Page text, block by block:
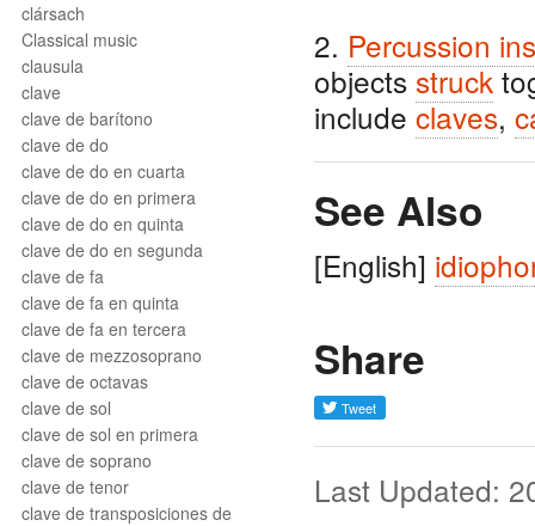
clársach
Classical music
clausula
clave
clave de barítono
clave de do
clave de do en cuarta
clave de do en primera
clave de do en quinta
clave de do en segunda
clave de fa
clave de fa en quinta
clave de fa en tercera
clave de mezzosoprano
clave de octavas
clave de sol
clave de sol en primera
clave de soprano
clave de tenor
clave de transposiciones de
2. Percussion
objectsstruck
include claves,
See Also
[English]
Share
Last Updated: